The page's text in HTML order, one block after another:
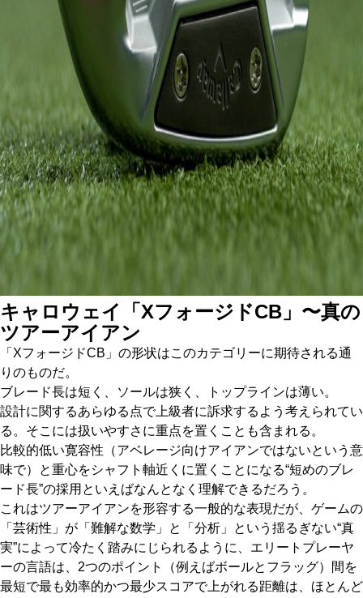
キャロウェイ「XフォージドCB」〜真の
ツアーアイアン
「XフォージドCB」の形状はこのカテゴリーに期待される通
りのものだ。
ブレード長は短く、ソールは狭く、トップラインは薄い。
設計に関するあらゆる点で上級者に訴求するよう考えられてい
る。そこには扱いやすさに重点を置くことも含まれる。
比較的低い寛容性（アベレージ向けアイアンではないという意
味で）と重心をシャフト軸近くに置くことになる“短めのブレ
ード長”の採用といえばなんとなく理解できるだろう。
これはツアーアイアンを形容する一般的な表現だが、ゲームの
「芸術性」が「難解な数学」と「分析」という揺るぎない“真
実”によって冷たく踏みにじられるように、エリートプレーヤ
ーの言語は、2つのポイント（例えばボールとフラッグ）間を
最短で最も効率的かつ最少スコアで上がれる距離は、ほとんど